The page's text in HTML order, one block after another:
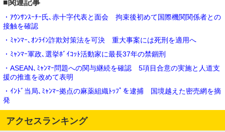
■関連記事
・ｱｳﾝｻﾝｽｰﾁｰ氏､赤十字代表と面会 拘束後初めて国際機関関係者との
接触を確認
・ﾐｬﾝﾏｰ､ｵﾝﾗｲﾝ詐欺対策法を可決 重大事案には死刑を適用へ
・ﾐｬﾝﾏｰ軍政､選挙ﾎﾞｲｺｯﾄ活動家に最長37年の禁錮刑
・ASEAN､ﾐｬﾝﾏｰ問題への関与継続を確認 5項目合意の実施と人道支
援の推進を改めて表明
・ｲﾝﾄﾞ当局､ﾐｬﾝﾏｰ拠点の麻薬組織ﾄｯﾌﾟを逮捕 国境越えた密売網を摘
発
アクセスランキング